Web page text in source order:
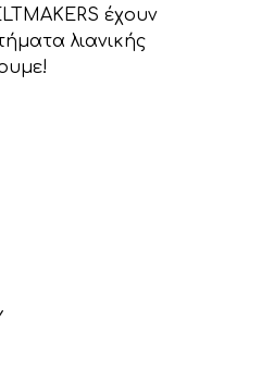
έχουν
λιανικής